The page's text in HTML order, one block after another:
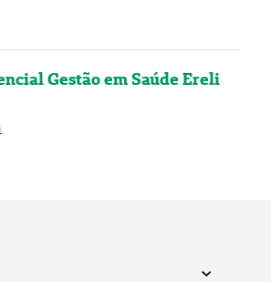
Gestão em Saúde Ereli